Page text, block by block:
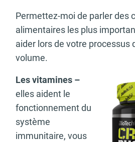
Permettez-moi de parler des
alimentaires les plus
aider lors de votre processus
volume.
Les vitamines –
elles aident le
fonctionnement du
système
immunitaire, vous